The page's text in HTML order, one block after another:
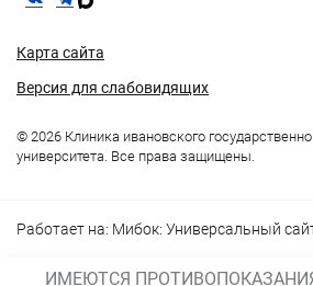
Карта сайта
Версия для слабовидящих
© 2026 Клиника ивановского
университета. Все права защищены.
Работает на: Мибок: Универсальный
ИМЕЮТСЯ